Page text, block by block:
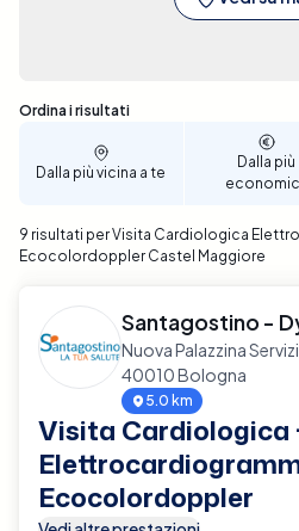
Sono stati trovati 9 risultati
Ordina i risultati
Dalla più vicina a te
Dalla più
9 risultati per Visita Cardiologica
Ecocolordoppler Castel Maggiore
Santagostino -
Nuova Palazzina
40010 Bologna
5.0 km
Visita Cardiologica
Ecocolordoppler